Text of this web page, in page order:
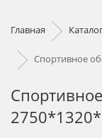
Главная
Спортивное